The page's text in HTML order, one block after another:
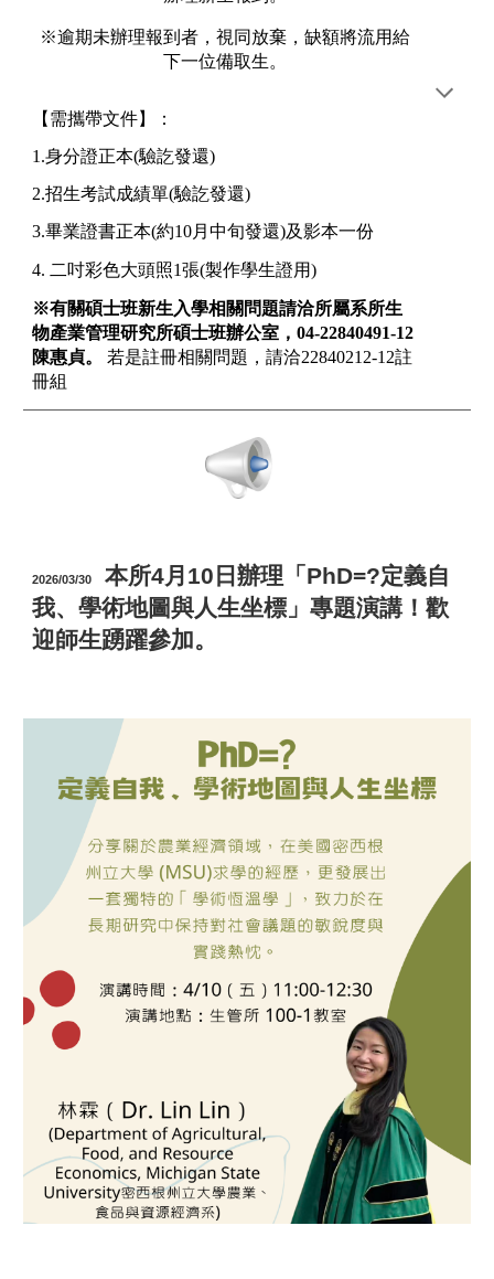
※逾期未辦理報到者，視同放棄，缺額將流用給
下一位備取生。
【需攜帶文件】：
1.身分證正本(驗訖發還)
2.招生考試成績單(驗訖發還)
3.畢業證書正本(約10月中旬發還)及影本一份
4. 二吋彩色大頭照1張(製作學生證用)
※有關碩士班新生入學相關問題請洽所屬系所生
物產業管理研究所碩士班辦公室，04-22840491-12
陳惠貞。
若是註冊相關問題，請洽22840212-12註
冊組
2026/03/30
本所4月10日辦理「PhD=?定義自
我、學術地圖與人生坐標」專題演講！歡
迎師生踴躍參加。